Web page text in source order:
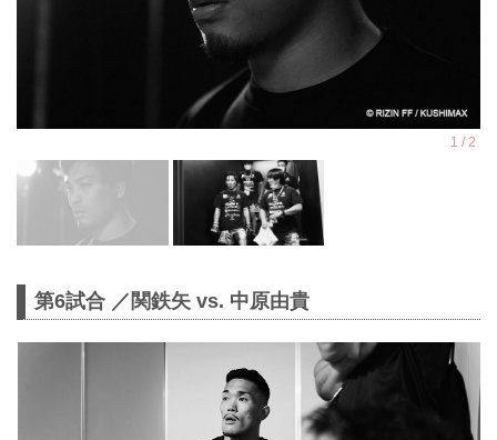
第6試合 ／関鉄矢 vs. 中原由貴